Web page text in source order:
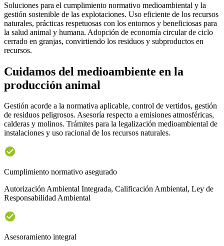
Soluciones para el cumplimiento normativo medioambiental y la
gestión sostenible de las explotaciones. Uso eficiente de los recursos
naturales, prácticas respetuosas con los entornos y beneficiosas para
la salud animal y humana. Adopción de economía circular de ciclo
cerrado en granjas, convirtiendo los residuos y subproductos en
recursos.
Cuidamos del medioambiente en la
producción animal
Gestión acorde a la normativa aplicable, control de vertidos, gestión
de residuos peligrosos. Asesoría respecto a emisiones atmosféricas,
calderas y molinos. Trámites para la legalización medioambiental de
instalaciones y uso racional de los recursos naturales.
Cumplimiento normativo asegurado
Autorización Ambiental Integrada, Calificación Ambiental, Ley de
Responsabilidad Ambiental
Asesoramiento integral